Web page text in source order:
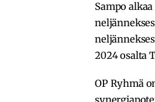
Sampo
2024 osalta
OP Ryhmä